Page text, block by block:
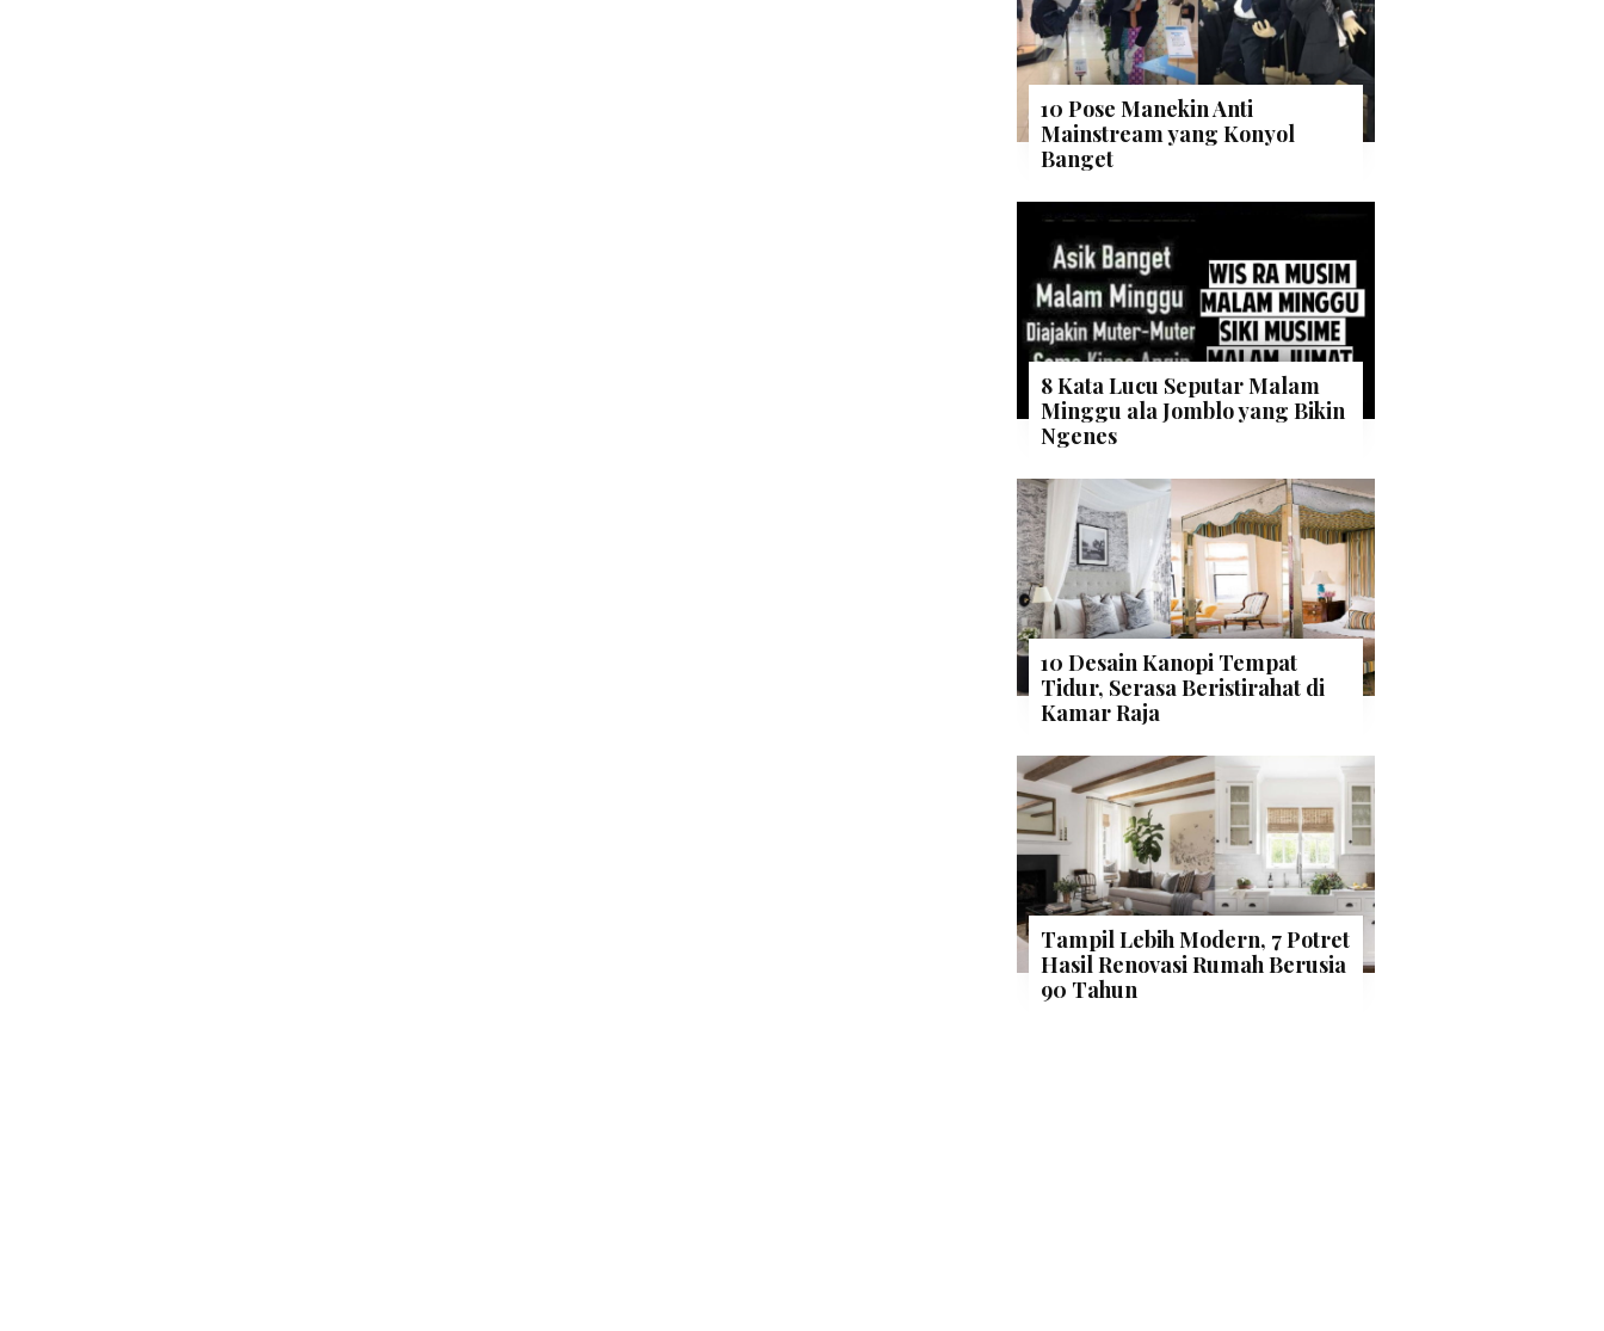
10 Pose Manekin Anti
Mainstream yang Konyol
Banget
8 Kata Lucu Seputar Malam
Minggu ala Jomblo yang Bikin
Ngenes
10 Desain Kanopi Tempat
Tidur, Serasa Beristirahat di
Kamar Raja
Tampil Lebih Modern, 7 Potret
Hasil Renovasi Rumah Berusia
90 Tahun